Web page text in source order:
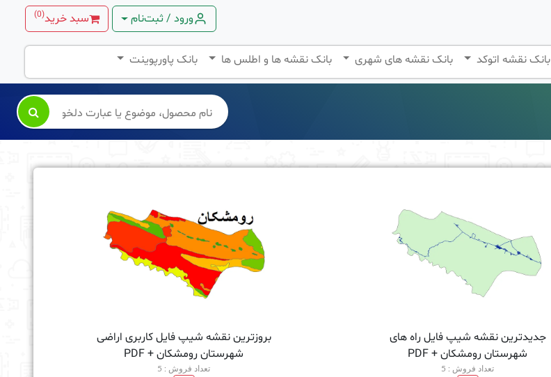
ورود / ثبت‌نام سبد خرید(
0
)
بانک نقشه اتوکد بانک نقشه های شهری بانک نقشه ها و اطلس ها بانک پاورپوینت

جدیدترین نقشه شیپ فایل راه های
شهرستان رومشکان + PDF
تعداد فروش : 5
بروزترین نقشه شیپ فایل کاربری اراضی
شهرستان رومشکان + PDF
تعداد فروش : 5